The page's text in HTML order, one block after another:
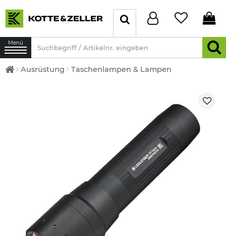
Menü
Ausrüstung Taschenlampen & Lampen